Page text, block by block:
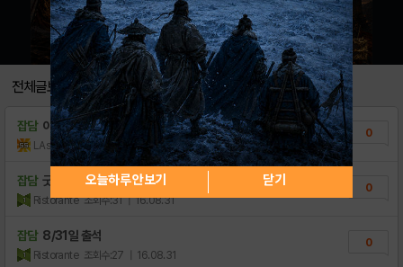
전체글보기
잡담 이름이 테라라서 기대했는데
LAsahi 조회수:15 | 18.11.25
0
잡담 굿모닝~
Ristorante 조회수:31 | 16.08.31
0
잡담 8/31일 출석
Ristorante 조회수:27 | 16.08.31
0
오늘하루 안보기 닫기